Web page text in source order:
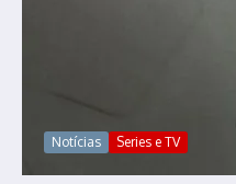
Notícias Series e TV